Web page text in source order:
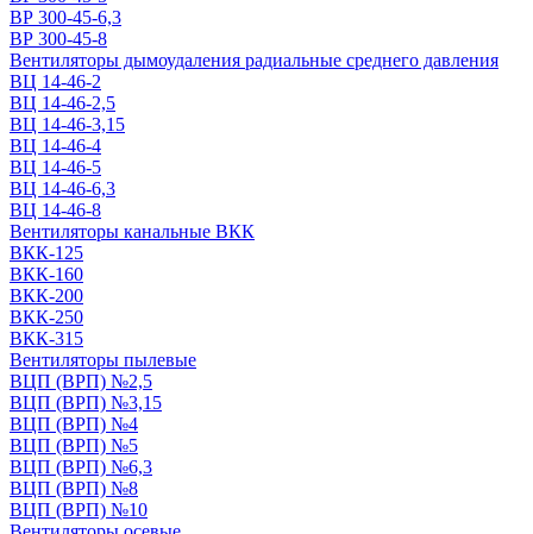
ВР 300-45-6,3
ВР 300-45-8
Вентиляторы дымоудаления радиальные среднего давления
ВЦ 14-46-2
ВЦ 14-46-2,5
ВЦ 14-46-3,15
ВЦ 14-46-4
ВЦ 14-46-5
ВЦ 14-46-6,3
ВЦ 14-46-8
Вентиляторы канальные ВКК
ВКК-125
ВКК-160
ВКК-200
ВКК-250
ВКК-315
Вентиляторы пылевые
ВЦП (ВРП) №2,5
ВЦП (ВРП) №3,15
ВЦП (ВРП) №4
ВЦП (ВРП) №5
ВЦП (ВРП) №6,3
ВЦП (ВРП) №8
ВЦП (ВРП) №10